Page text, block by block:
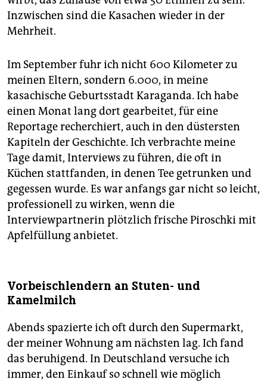
Inzwischen sind die Kasachen wieder in der
Mehrheit.
Im September fuhr ich nicht 600 Kilometer zu
meinen Eltern, sondern 6.000, in meine
kasachische Geburtsstadt Karaganda. Ich habe
einen Monat lang dort gearbeitet, für eine
Reportage recherchiert, auch in den düstersten
Kapiteln der Geschichte. Ich verbrachte meine
Tage damit, Interviews zu führen, die oft in
Küchen stattfanden, in denen Tee getrunken und
gegessen wurde. Es war anfangs gar nicht so leicht,
professionell zu wirken, wenn die
Interviewpartnerin plötzlich frische Piroschki mit
Apfelfüllung anbietet.
Vorbeischlendern an Stuten- und
Kamelmilch
Abends spazierte ich oft durch den Supermarkt,
der meiner Wohnung am nächsten lag. Ich fand
das beruhigend. In Deutschland versuche ich
immer, den Einkauf so schnell wie möglich